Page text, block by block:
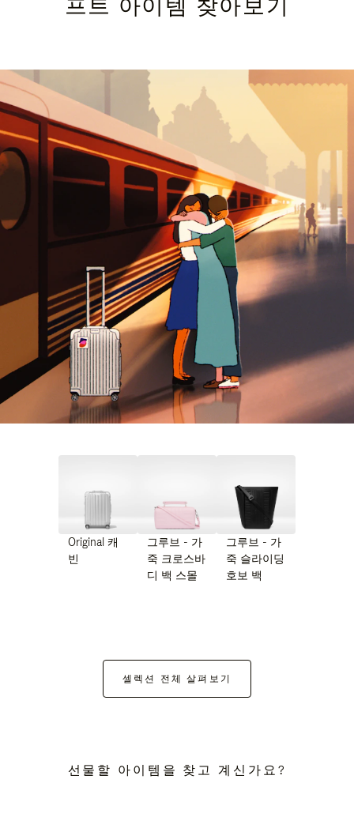
Original 캐
빈
그루브 - 가
죽 크로스바
디 백 스몰
그루브 - 가
죽 슬라이딩
호보 백
셀렉션 전체 살펴보기
선물할 아이템을 찾고 계신가요?